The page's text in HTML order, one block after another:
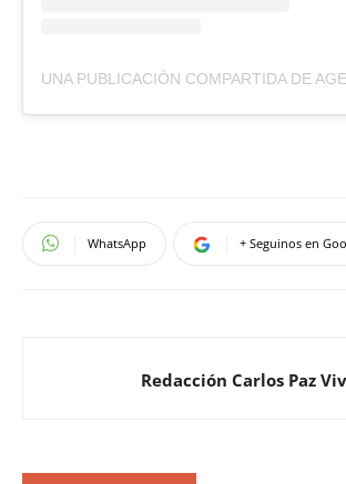
WhatsApp + Seguinos en
Redacción Carlos Paz